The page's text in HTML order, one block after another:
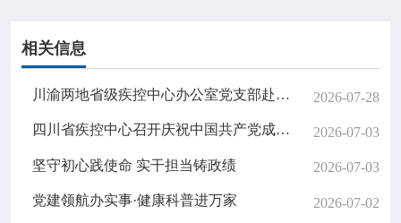
相关信息
川渝两地省级疾控中心办公室党支部赴邓小平故里开展支部联建主题党日活动 2026-07-28
四川省疾控中心召开庆祝中国共产党成立 105周年暨“两优一先”表彰大会 2026-07-03
坚守初心践使命 实干担当铸政绩 2026-07-03
党建领航办实事·健康科普进万家 2026-07-02